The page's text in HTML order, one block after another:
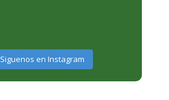
Siguenos en Instagram